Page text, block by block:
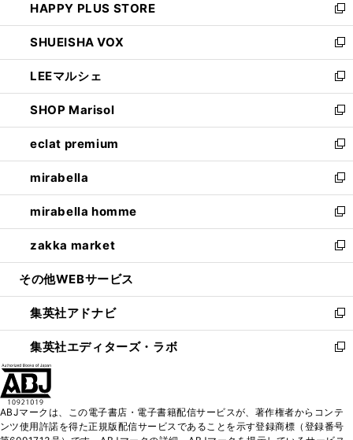
ド
ウ
で
開
く
ィ
ン
ド
ウ
で
開
く
い
ウ
ィ
ン
ド
ウ
で
開
く
HAPPY PLUS STORE
新
し
い
ウ
ィ
ン
ド
ウ
で
開
く
SHUEISHA VOX
新
し
い
ウ
ィ
ン
ド
ウ
で
開
く
LEEマルシェ
新
し
い
ウ
ィ
ン
ド
ウ
で
開
く
SHOP Marisol
新
し
い
ウ
ィ
ン
ド
ウ
で
開
eclat premium
新
し
い
ウ
ィ
ン
ド
ウ
開
く
mirabella
新
し
い
ウ
ィ
ン
ウ
で
開
く
mirabella homme
新
し
い
ウ
ン
ド
ウ
で
zakka market
新
し
ウ
ィ
ン
ド
く
その他WEBサービス
集英社アドナビ
新
し
い
ド
ウ
集英社エディターズ・ラボ
新
ィ
ン
ABJマークは、この電子書店・電子書籍配信サービスが、著作権者からコンテ
ンツ使用許諾を得た正規版配信サービスであることを示す登録商標（登録番号